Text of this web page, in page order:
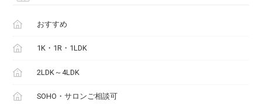
おすすめ
1K・1R・1LDK
2LDK～4LDK
SOHO・サロンご相談可